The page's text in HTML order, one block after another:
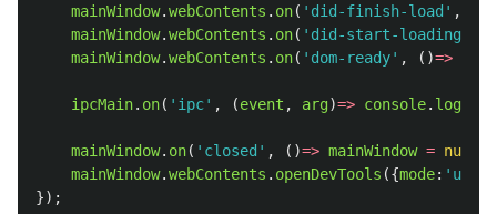
mainWindow.webContents . on( ' did-finish-load ' ,
mainWindow.webContents . on( ' did-start-loading
mainWindow.webContents . on( ' dom-ready' , ()=>
ipcMain. on( ' ipc' , (event , arg)=> console. log
mainWindow. on( ' closed ' , ()=> mainWindow = null
mainWindow.webContents . openDevTools ({mode: '
});